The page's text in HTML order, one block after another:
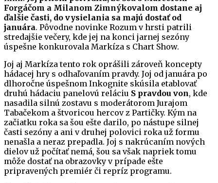
Forgáčom a Milanom Zimnýkovalom dostane aj
ďalšie časti, do vysielania sa majú dostať od
januára. Pôvodne novinke Rozum v hrsti patrili
stredajšie večery, kde jej na konci jarnej sezóny
úspešne konkurovala Markíza s Chart Show.
Joj aj Markíza tento rok oprášili zároveň koncepty
hádacej hry s odhaľovaním pravdy. Joj od januára po
dlhoročne úspešnom Inkognite skúsila etablovať
druhú hádaciu panelovú reláciu S pravdou von, kde
nasadila silnú zostavu s moderátorom Jurajom
Tabačekom a štvoricou hercov z Partičky. Kým na
začiatku roka sa šou ešte darilo, po nástupe silnej
časti sezóny a ani v druhej polovici roka už formu
nenašla a neraz prepadla. Joj s nakrúcaním nových
dielov už počítať nemá, šou sa však napriek tomu
môže dostať na obrazovky v prípade ešte
pripravených premiér či repríz programu.